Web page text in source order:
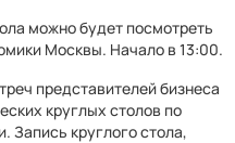
можно будет посмотреть
Москвы. Начало в 13:00.
представителей бизнеса
круглых столов по
Запись круглого стола,